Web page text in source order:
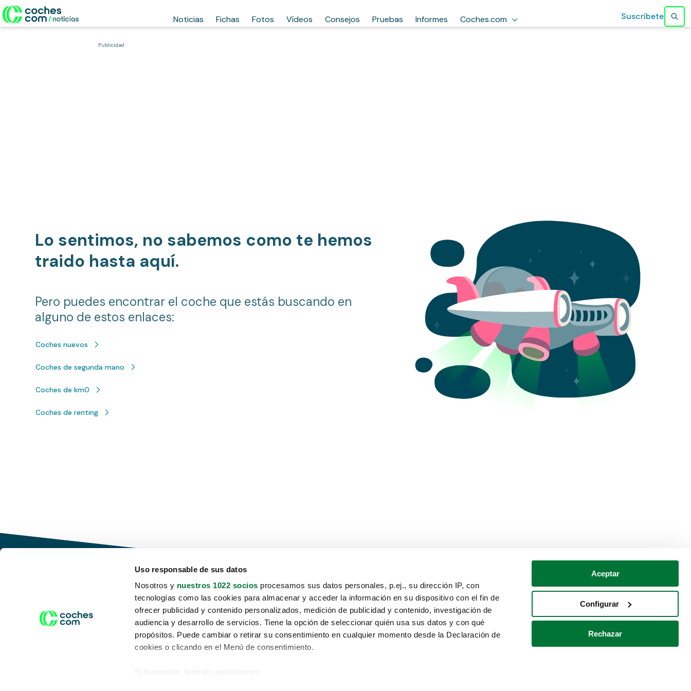
Uso responsable de sus datos
Nosotros y nuestros 1022 socios procesamos sus datos personales, p.ej., su dirección IP, con
tecnologías como las cookies para almacenar y acceder la información en su dispositivo con el fin de
ofrecer publicidad y contenido personalizados, medición de publicidad y contenido, investigación de
audiencia y desarrollo de servicios. Tiene la opción de seleccionar quién usa sus datos y con qué
propósitos. Puede cambiar o retirar su consentimiento en cualquier momento desde la Declaración de
cookies o clicando en el Menú de consentimiento.
Si lo permite, también quisiéramos:
Aceptar
Configurar
Rechazar
Noticias Fichas Fotos Vídeos Consejos Pruebas Informes Coches.com Suscríbete
Publicidad
Lo sentimos, no sabemos como te hemos
traido hasta aquí.
Pero puedes encontrar el coche que estás buscando en
alguno de estos enlaces:
Coches nuevos
Coches de segunda mano
Coches de km0
Coches de renting
Conduce tu futuro,
desata tu movilidad